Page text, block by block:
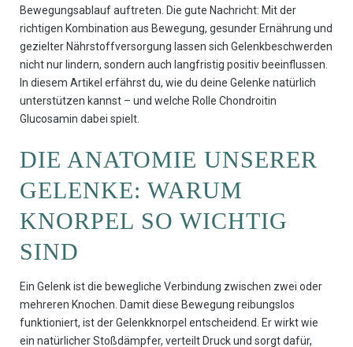
Bewegungsablauf auftreten. Die gute Nachricht: Mit der
richtigen Kombination aus Bewegung, gesunder Ernährung und
gezielter Nährstoffversorgung lassen sich Gelenkbeschwerden
nicht nur lindern, sondern auch langfristig positiv beeinflussen.
In diesem Artikel erfährst du, wie du deine Gelenke natürlich
unterstützen kannst – und welche Rolle Chondroitin
Glucosamin dabei spielt.
DIE ANATOMIE UNSERER
GELENKE: WARUM
KNORPEL SO WICHTIG
SIND
Ein Gelenk ist die bewegliche Verbindung zwischen zwei oder
mehreren Knochen. Damit diese Bewegung reibungslos
funktioniert, ist der Gelenkknorpel entscheidend. Er wirkt wie
ein natürlicher Stoßdämpfer, verteilt Druck und sorgt dafür,